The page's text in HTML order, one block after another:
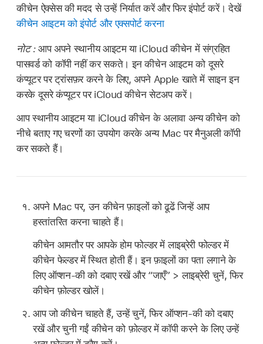
कीचेन ऐक्सेस की मदद से उन्हें निर्यात करें और फिर इंपोर्ट करें। देखें
कीचेन आइटम को इंपोर्ट और एक्सपोर्ट करना
नोट :आप अपने स्थानीय आइटम या iCloud कीचेन में संग्रहित
पासवर्ड को कॉपी नहीं कर सकते। इन कीचेन आइटम को दूसरे
कंप्यूटर पर ट्रांसफ़र करने के लिए, अपने Apple खाते में साइन इन
करके दूसरे कंप्यूटर पर iCloud कीचेन सेटअप करें।
आप स्थानीय आइटम या iCloud कीचेन के अलावा अन्य कीचेन को
नीचे बताए गए चरणों का उपयोग करके अन्य Mac पर मैनुअली कॉपी
कर सकते हैं।
अपने Mac पर, उन कीचेन फ़ाइलों को ढूढें जिन्हें आप
हस्तांतरित करना चाहते हैं।
कीचेन आमतौर पर आपके होम फोल्डर में लाइब्रेरी फोल्डर में
कीचेन फेल्डर में स्थित होती हैं। इन फ़ाइलों का पता लगाने के
लिए ऑप्शन-की को दबाए रखें और “जाएँ” > लाइब्रेरी चुनें, फिर
कीचेन फ़ोल्डर खोलें।
आप जो कीचेन चाहते हैं, उन्हें चुनें, फिर ऑप्शन-की को दबाए
रखें और चुनी गईं कीचेन को फ़ोल्डर में कॉपी करने के लिए उन्हें